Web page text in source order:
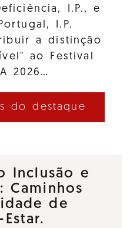
I.P., e
I.P.
a distinção
ao Festival
2026…
do destaque
Inclusão e
Caminhos
de